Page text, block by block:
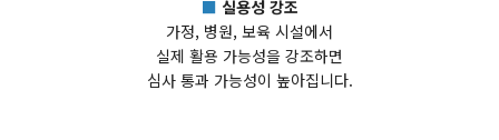
■ 실용성 강조
가정, 병원, 보육 시설에서
실제 활용 가능성을 강조하면
심사 통과 가능성이 높아집니다.